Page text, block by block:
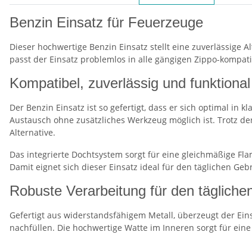
Benzin Einsatz für Feuerzeuge
Dieser hochwertige Benzin Einsatz stellt eine zuverlässige
passt der Einsatz problemlos in alle gängigen Zippo-
Kompatibel, zuverlässig und funktional
Der Benzin Einsatz ist so gefertigt, dass er sich optimal in
Austausch ohne zusätzliches Werkzeug möglich ist. Trotz
Alternative.
Das integrierte Dochtsystem sorgt für eine gleichmäßige
Damit eignet sich dieser Einsatz ideal für den täglichen
Robuste Verarbeitung für den
Gefertigt aus widerstandsfähigem Metall, überzeugt der
nachfüllen. Die hochwertige Watte im Inneren sorgt für